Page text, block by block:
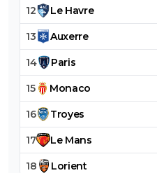
12 Le Havre
13 Auxerre
14 Paris
15 Monaco
16 Troyes
17 Le Mans
18 Lorient